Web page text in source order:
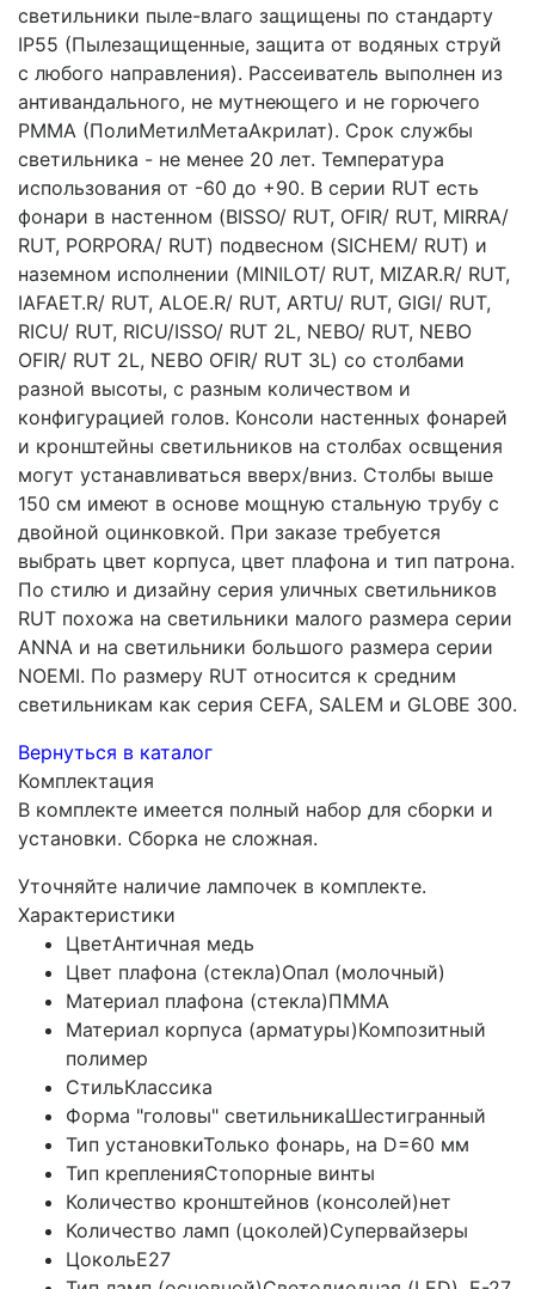
светильники пыле-влаго защищены по стандарту
IP55 (Пылезащищенные, защита от водяных струй
с любого направления). Рассеиватель выполнен из
антивандального, не мутнеющего и не горючего
PMMA (ПолиМетилМетаАкрилат). Срок службы
светильника - не менее 20 лет. Температура
использования от -60 до +90. В серии RUT есть
фонари в настенном (BISSO/ RUT, OFIR/ RUT, MIRRA/
RUT, PORPORA/ RUT) подвесном (SICHEM/ RUT) и
наземном исполнении (MINILOT/ RUT, MIZAR.R/ RUT,
IAFAET.R/ RUT, ALOE.R/ RUT, ARTU/ RUT, GIGI/ RUT,
RICU/ RUT, RICU/ISSO/ RUT 2L, NEBO/ RUT, NEBO
OFIR/ RUT 2L, NEBO OFIR/ RUT 3L) со столбами
разной высоты, с разным количеством и
конфигурацией голов. Консоли настенных фонарей
и кронштейны светильников на столбах освщения
могут устанавливаться вверх/вниз. Столбы выше
150 см имеют в основе мощную стальную трубу с
двойной оцинковкой. При заказе требуется
выбрать цвет корпуса, цвет плафона и тип патрона.
По стилю и дизайну серия уличных светильников
RUT похожа на светильники малого размера серии
ANNA и на светильники большого размера серии
NOEMI. По размеру RUT относится к средним
светильникам как серия CEFA, SALEM и GLOBE 300.
Вернуться в каталог
Комплектация
В комплекте имеется полный набор для сборки и
установки. Сборка не сложная.
Уточняйте наличие лампочек в комплекте.
Характеристики
ЦветАнтичная медь
Цвет плафона (стекла)Опал (молочный)
Материал плафона (стекла)ПММА
Материал корпуса (арматуры)Композитный
полимер
СтильКлассика
Форма "головы" светильникаШестигранный
Тип установкиТолько фонарь, на D=60 мм
Тип крепленияСтопорные винты
Количество кронштейнов (консолей)нет
Количество ламп (цоколей)Супервайзеры
ЦокольE27